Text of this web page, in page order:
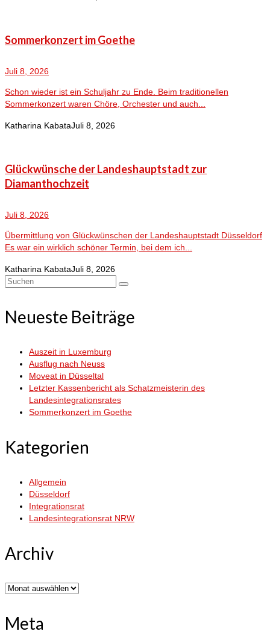
Sommerkonzert im Goethe
Juli 8, 2026
Schon wieder ist ein Schuljahr zu Ende. Beim traditionellen
Sommerkonzert waren Chöre, Orchester und auch...
Katharina KabataJuli 8, 2026
Glückwünsche der Landeshauptstadt zur
Diamanthochzeit
Juli 8, 2026
Übermittlung von Glückwünschen der Landeshauptstadt Düsseldorf
Es war ein wirklich schöner Termin, bei dem ich...
Katharina KabataJuli 8, 2026
Suchen
Neueste Beiträge
Auszeit in Luxemburg
Ausflug nach Neuss
Moveat in Düsseltal
Letzter Kassenbericht als Schatzmeisterin des
Landesintegrationsrates
Sommerkonzert im Goethe
Kategorien
Allgemein
Düsseldorf
Integrationsrat
Landesintegrationsrat NRW
Archiv
Archiv
Meta